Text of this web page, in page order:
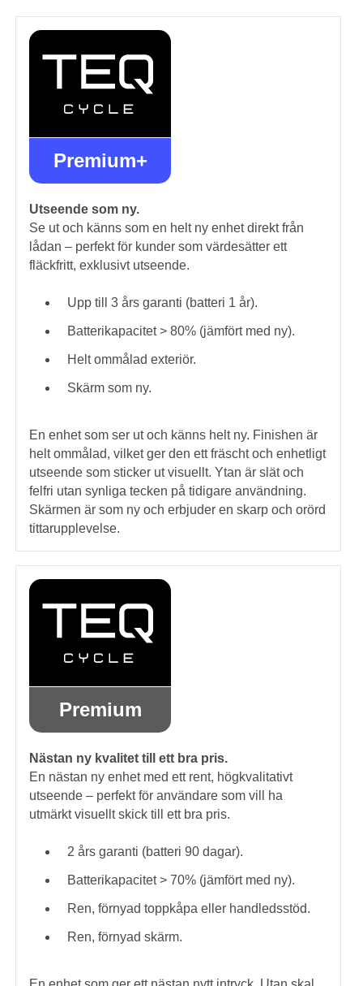
Premium+
Utseende som ny.
Se ut och känns som en helt ny enhet direkt från
lådan – perfekt för kunder som värdesätter ett
fläckfritt, exklusivt utseende.
Upp till 3 års garanti (batteri 1 år).
Batterikapacitet > 80% (jämfört med ny).
Helt ommålad exteriör.
Skärm som ny.
En enhet som ser ut och känns helt ny. Finishen är
helt ommålad, vilket ger den ett fräscht och enhetligt
utseende som sticker ut visuellt. Ytan är slät och
felfri utan synliga tecken på tidigare användning.
Skärmen är som ny och erbjuder en skarp och orörd
tittarupplevelse.
Premium
Nästan ny kvalitet till ett bra pris.
En nästan ny enhet med ett rent, högkvalitativt
utseende – perfekt för användare som vill ha
utmärkt visuellt skick till ett bra pris.
2 års garanti (batteri 90 dagar).
Batterikapacitet > 70% (jämfört med ny).
Ren, förnyad toppkåpa eller handledsstöd.
Ren, förnyad skärm.